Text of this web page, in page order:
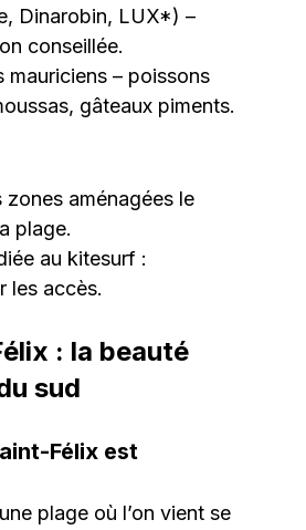
Dinarobin, LUX*) –
conseillée.
mauriciens – poissons
gâteaux piments.
zones aménagées le
plage.
au kitesurf :
les accès.
: la beauté
sud
Félix est
plage où l’on vient se